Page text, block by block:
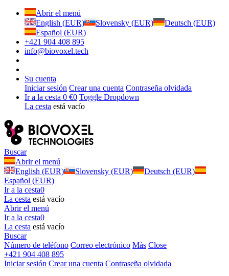
Abrir el menú
English (EUR)
Slovensky (EUR)
Deutsch (EUR)
Español (EUR)
+421 904 408 895
info@biovoxel.tech
Su cuenta
Iniciar sesión Crear una cuenta Contraseña olvidada
Ir a la cesta 0 €0 Toggle Dropdown
La cesta está vacío
Buscar
Abrir el menú
English (EUR)
Slovensky (EUR)
Deutsch (EUR)
Español (EUR)
Ir a la cesta0
La cesta está vacío
Abrir el menú
Ir a la cesta0
La cesta está vacío
Buscar
Número de teléfono Correo electrónico Más Close
+421 904 408 895
Iniciar sesión Crear una cuenta Contraseña olvidada